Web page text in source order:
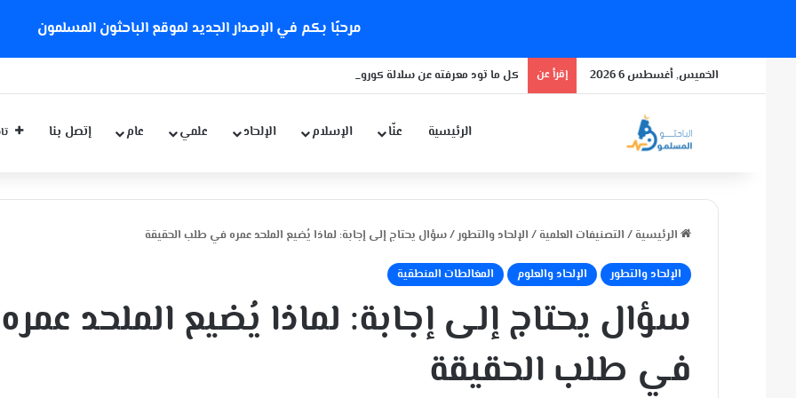
مرحبًا بكم في الإصدار الجديد لموقع الباحثون المسلمون
الخميس, أغسطس 6 2026 إقرأ عن كل ما تود معرفته عن سلالة كورونا الجديدة
الرئيسية عنّا الإسلام الإلحاد علمي عام إتصل بنا
الرئيسية / التصنيفات العلمية / الإلحاد والتطور/سؤال يحتاج إلى إجابة: لماذا يُضيع الملحد عمره في طلب الحقيقة
الإلحاد والتطور الإلحاد والعلوم المغالطات المنطقية
سؤال يحتاج إلى إجابة: لماذا يُضيع الملحد عمره
في طلب الحقيقة